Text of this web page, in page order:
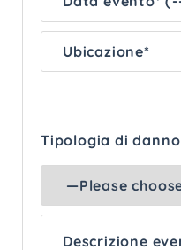
Tipologia di danno